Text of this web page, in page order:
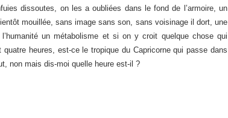
dissoutes, on les a oubliées dans le fond de l’armoire, un
mouillée, sans image sans son, sans voisinage il dort, une
un métabolisme et si on y croit quelque chose qui
heures, est-ce le tropique du Capricorne qui passe dans
non mais dis-moi quelle heure est-il ?